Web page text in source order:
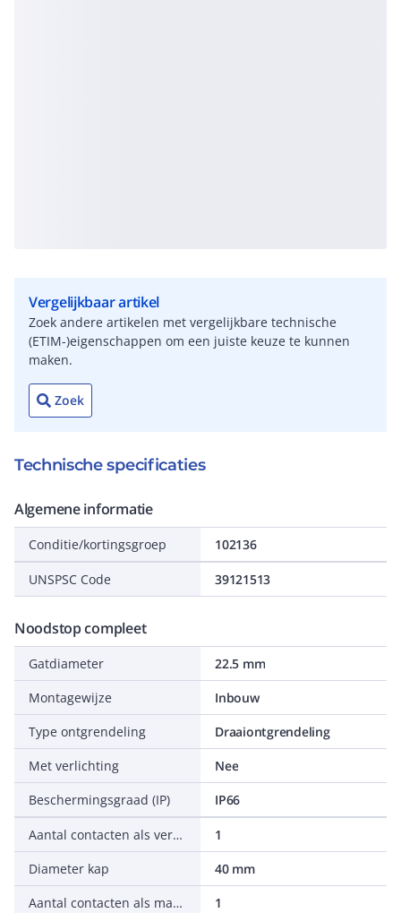
Vergelijkbaar artikel
Zoek andere artikelen met vergelijkbare technische
(ETIM-)eigenschappen om een juiste keuze te kunnen
maken.
Zoek
Technische specificaties
Algemene informatie
Conditie/kortingsgroep 102136
UNSPSC Code 39121513
Noodstop compleet
Gatdiameter
22.5 mm
Montagewijze
Inbouw
Type ontgrendeling
Draaiontgrendeling
Met verlichting
Nee
Beschermingsgraad (IP)
IP66
Aantal contacten als verbreekcontact
1
Diameter kap
40 mm
Aantal contacten als maakcontact
1